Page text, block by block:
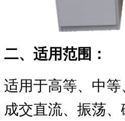
二、适用范围：
适用于高等、中
成交直流、振荡